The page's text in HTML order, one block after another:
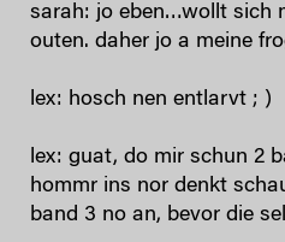
sarah: jo eben…wollt sich
outen. daher jo a meine
lex: hosch nen entlarvt ; )
lex: guat, do mir schun 2
hommr ins nor denkt
band 3 no an, bevor die